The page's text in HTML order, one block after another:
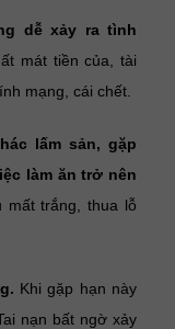
dễ xảy ra tình
mát tiền của, tài
mạng, cái chết.
lấm sản, gặp
làm ăn trở nên
mất trắng, thua lỗ
Khi gặp hạn này
nạn bất ngờ xảy